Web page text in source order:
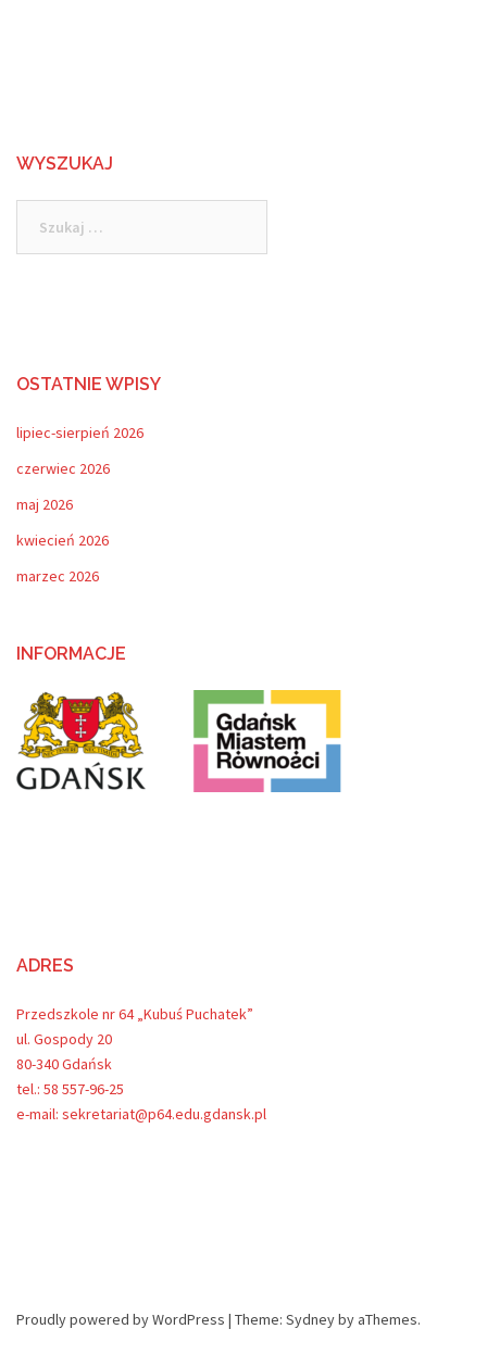
WYSZUKAJ
OSTATNIE WPISY
lipiec-sierpień 2026
czerwiec 2026
maj 2026
kwiecień 2026
marzec 2026
INFORMACJE
ADRES
Przedszkole nr 64 „Kubuś Puchatek”
ul. Gospody 20
80-340 Gdańsk
tel.: 58 557-96-25
e-mail: sekretariat@p64.edu.gdansk.pl
Proudly powered by WordPress | Theme: Sydneyby aThemes.